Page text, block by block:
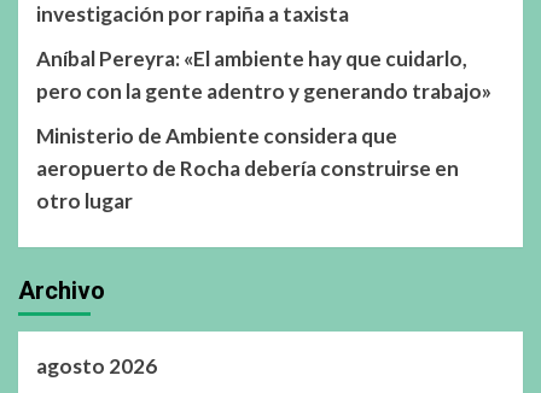
investigación por rapiña a taxista
Aníbal Pereyra: «El ambiente hay que cuidarlo,
pero con la gente adentro y generando trabajo»
Ministerio de Ambiente considera que
aeropuerto de Rocha debería construirse en
otro lugar
Archivo
agosto 2026